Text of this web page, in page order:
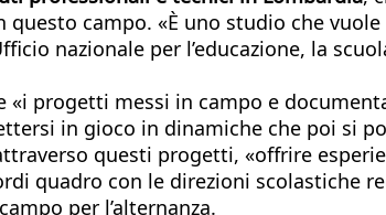
campo. «È uno studio che
nazionale per l’educazione, la
progetti messi in campo e
in gioco in dinamiche che poi si
questi progetti, «offrire
quadro con le direzioni scolastiche
per l’alternanza.